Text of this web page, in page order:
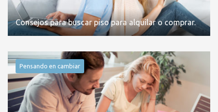
Consejos para buscar piso para alquilar o comprar.
Pensando en cambiar